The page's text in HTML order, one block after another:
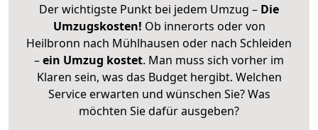
Der wichtigste Punkt bei jedem Umzug – Die
Umzugskosten! Ob innerorts oder von
Heilbronn nach Mühlhausen oder nach Schleiden
–ein Umzug kostet. Man muss sich vorher im
Klaren sein, was das Budget hergibt. Welchen
Service erwarten und wünschen Sie? Was
möchten Sie dafür ausgeben?